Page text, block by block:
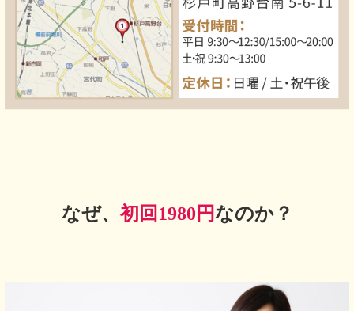
なぜ、 初回1980円なのか？